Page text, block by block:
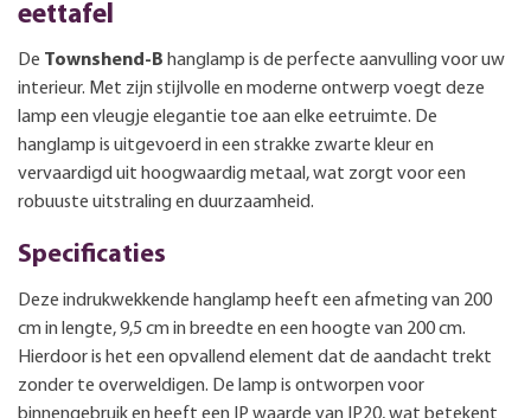
eettafel
De Townshend-B hanglamp is de perfecte aanvulling voor uw
interieur. Met zijn stijlvolle en moderne ontwerp voegt deze
lamp een vleugje elegantie toe aan elke eetruimte. De
hanglamp is uitgevoerd in een strakke zwarte kleur en
vervaardigd uit hoogwaardig metaal, wat zorgt voor een
robuuste uitstraling en duurzaamheid.
Specificaties
Deze indrukwekkende hanglamp heeft een afmeting van 200
cm in lengte, 9,5 cm in breedte en een hoogte van 200 cm.
Hierdoor is het een opvallend element dat de aandacht trekt
zonder te overweldigen. De lamp is ontworpen voor
binnengebruik en heeft een IP waarde van IP20, wat betekent